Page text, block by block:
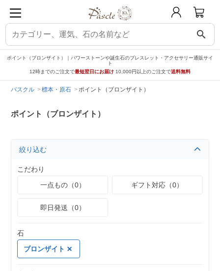
search
ポイント（ブロンザイト）｜パワーストーンや誕生石のブレスレット・アクセサリー通販サイ
ト
12時までのご注文で最短翌日にお届け 10,000円以上のご注文で送料無料
パスクル 標本・原石 ポイント（ブロンザイト）
ポイント（ブロンザイト）
絞り込む
こだわり
一点もの（0）
ギフト対応（0）
即日発送（0）
石
ブロンザイト